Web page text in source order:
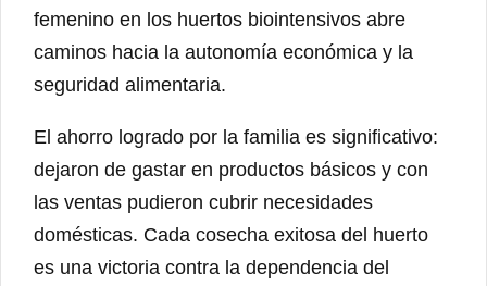
femenino en los huertos biointensivos abre
caminos hacia la autonomía económica y la
seguridad alimentaria.
El ahorro logrado por la familia es significativo:
dejaron de gastar en productos básicos y con
las ventas pudieron cubrir necesidades
domésticas. Cada cosecha exitosa del huerto
es una victoria contra la dependencia del